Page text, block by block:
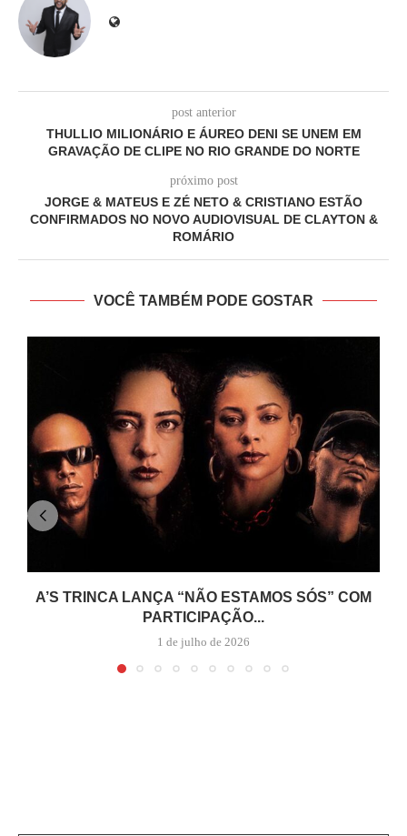
post anterior
THULLIO MILIONÁRIO E ÁUREO DENI SE UNEM EM
GRAVAÇÃO DE CLIPE NO RIO GRANDE DO NORTE
próximo post
JORGE & MATEUS E ZÉ NETO & CRISTIANO ESTÃO
CONFIRMADOS NO NOVO AUDIOVISUAL DE CLAYTON &
ROMÁRIO
VOCÊ TAMBÉM PODE GOSTAR
A’S TRINCA LANÇA “NÃO ESTAMOS SÓS” COM
PARTICIPAÇÃO...
1 de julho de 2026